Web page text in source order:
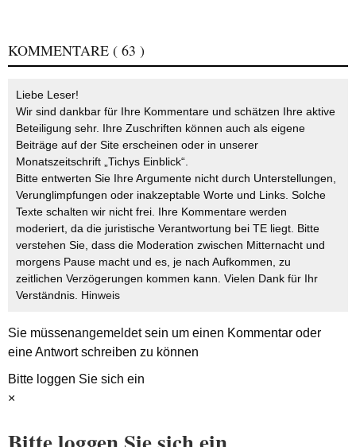
KOMMENTARE ( 63 )
Liebe Leser!
Wir sind dankbar für Ihre Kommentare und schätzen Ihre aktive
Beteiligung sehr. Ihre Zuschriften können auch als eigene
Beiträge auf der Site erscheinen oder in unserer
Monatszeitschrift „Tichys Einblick“.
Bitte entwerten Sie Ihre Argumente nicht durch Unterstellungen,
Verunglimpfungen oder inakzeptable Worte und Links. Solche
Texte schalten wir nicht frei. Ihre Kommentare werden
moderiert, da die juristische Verantwortung bei TE liegt. Bitte
verstehen Sie, dass die Moderation zwischen Mitternacht und
morgens Pause macht und es, je nach Aufkommen, zu
zeitlichen Verzögerungen kommen kann. Vielen Dank für Ihr
Verständnis. Hinweis
Sie müssenangemeldetsein um einen Kommentar oder
eine Antwort schreiben zu können
Bitte loggen Sie sich ein
×